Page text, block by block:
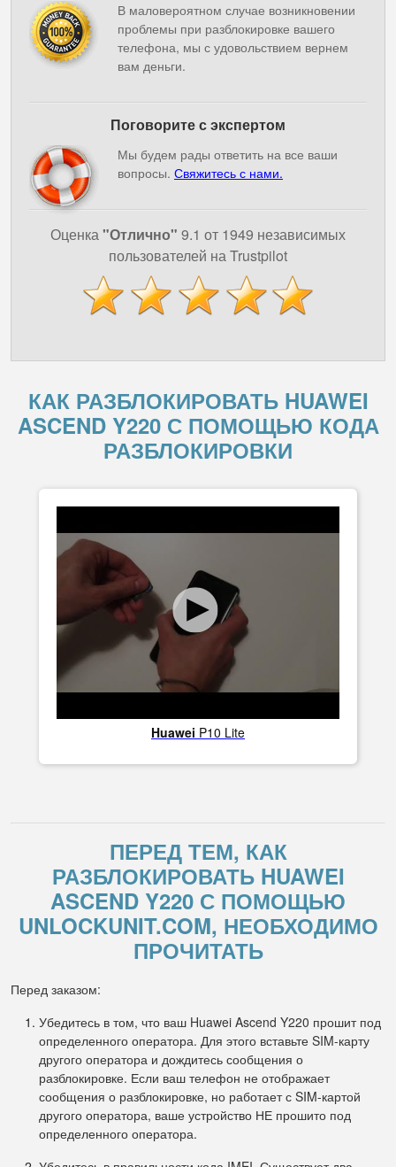
В маловероятном случае возникновении
проблемы при разблокировке вашего
телефона, мы с удовольствием вернем
вам деньги.
Поговорите с экспертом
Мы будем рады ответить на все ваши
вопросы. Свяжитесь с нами.
Оценка"Отлично" 9.1 от 1949 независимых
пользователей на Trustpilot
КАК РАЗБЛОКИРОВАТЬ HUAWEI
ASCEND Y220 С ПОМОЩЬЮ КОДА
РАЗБЛОКИРОВКИ
Huawei P10 Lite
ПЕРЕД ТЕМ, КАК
РАЗБЛОКИРОВАТЬ HUAWEI
ASCEND Y220 С ПОМОЩЬЮ
UNLOCKUNIT.COM, НЕОБХОДИМО
ПРОЧИТАТЬ
Перед заказом:
Убедитесь в том, что ваш Huawei Ascend Y220 прошит под
определенного оператора. Для этого вставьте SIM-карту
другого оператора и дождитесь сообщения о
разблокировке. Если ваш телефон не отображает
сообщения о разблокировке, но работает с SIM-картой
другого оператора, ваше устройство НЕ прошито под
определенного оператора.